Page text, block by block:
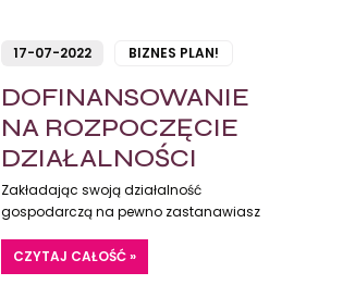
DOFINANSOWANIE
NA ROZPOCZĘCIE
DZIAŁALNOŚCI
GOSPODARCZEJ -
JAKIE MAM
MOŻLIWOŚCI W
2022?
17-07-2022 BIZNES PLAN!
Zakładając swoją działalność
gospodarczą na pewno zastanawiasz
umeblowanie lokalu?
CZYTAJ CAŁOŚĆ »